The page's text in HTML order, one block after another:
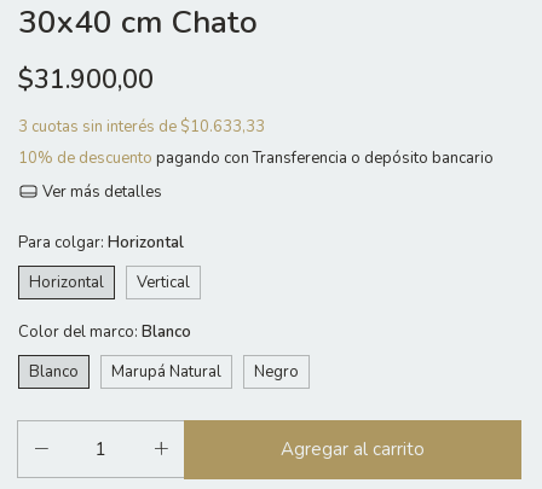
30x40 cm Chato
$31.900,00
3 cuotas sin interés de $10.633,33
10% de descuento pagando con Transferencia o depósito bancario
Ver más detalles
Para colgar: Horizontal
Horizontal
Vertical
Color del marco: Blanco
Blanco
Marupá Natural Negro